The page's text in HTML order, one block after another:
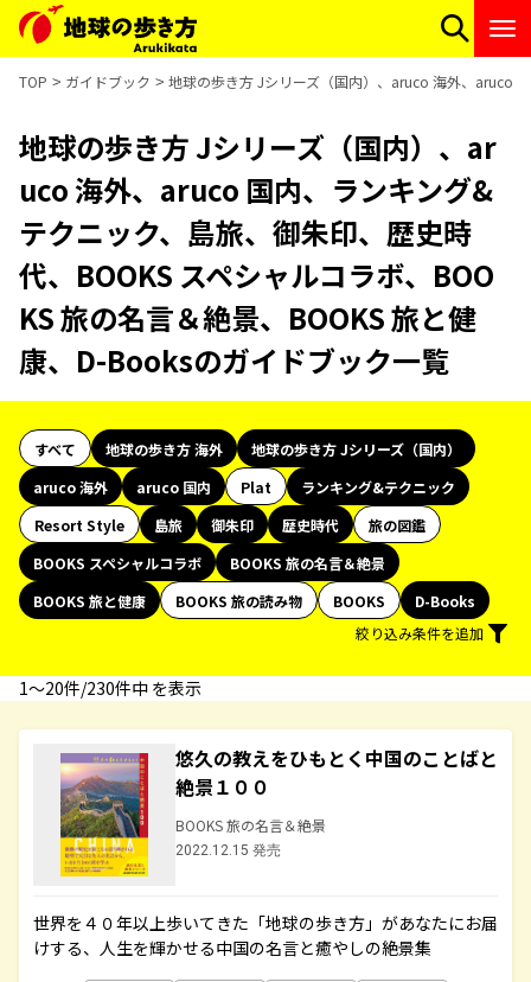
TOP ガイドブック 地球の歩き方 Jシリーズ（国内）、aruco 海外、aruco
地球の歩き方 Jシリーズ（国内）、ar
uco 海外、aruco 国内、ランキング&
テクニック、島旅、御朱印、歴史時
代、BOOKS スペシャルコラボ、BOO
KS 旅の名言＆絶景、BOOKS 旅と健
康、D-Booksのガイドブック一覧
すべて 地球の歩き方 海外
地球の歩き方 Jシリーズ（国内）
aruco 海外
aruco 国内 Plat
ランキング&テクニック
Resort Style
島旅 御朱印 歴史時代
旅の図鑑
BOOKS スペシャルコラボ
BOOKS 旅の名言＆絶景
BOOKS 旅と健康
BOOKS 旅の読み物 BOOKS
D-Books
絞り込み条件を追加
1〜20件/230件中 を表示
悠久の教えをひもとく中国のことばと
絶景１００
BOOKS 旅の名言＆絶景
2022.12.15 発売
世界を４０年以上歩いてきた「地球の歩き方」があなたにお届
けする、人生を輝かせる中国の名言と癒やしの絶景集